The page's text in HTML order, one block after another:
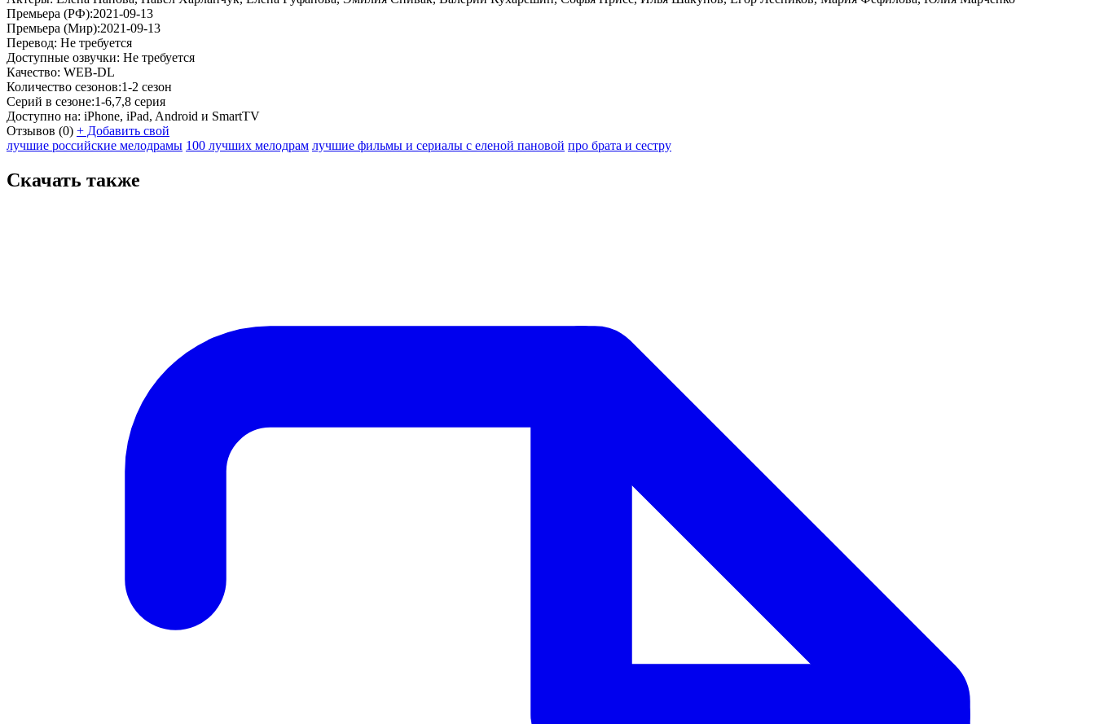
Премьера (РФ):2021-09-13
Премьера (Мир):2021-09-13
Перевод: Не требуется
Доступные озвучки: Не требуется
Качество: WEB-DL
Количество сезонов:1-2 сезон
Серий в сезоне:1-6,7,8 серия
Доступно на: iPhone, iPad, Android и SmartTV
Отзывов (0) + Добавить свой
лучшие российские мелодрамы 100 лучших мелодрам лучшие фильмы и сериалы с еленой пановой про брата и сестру
Скачать также